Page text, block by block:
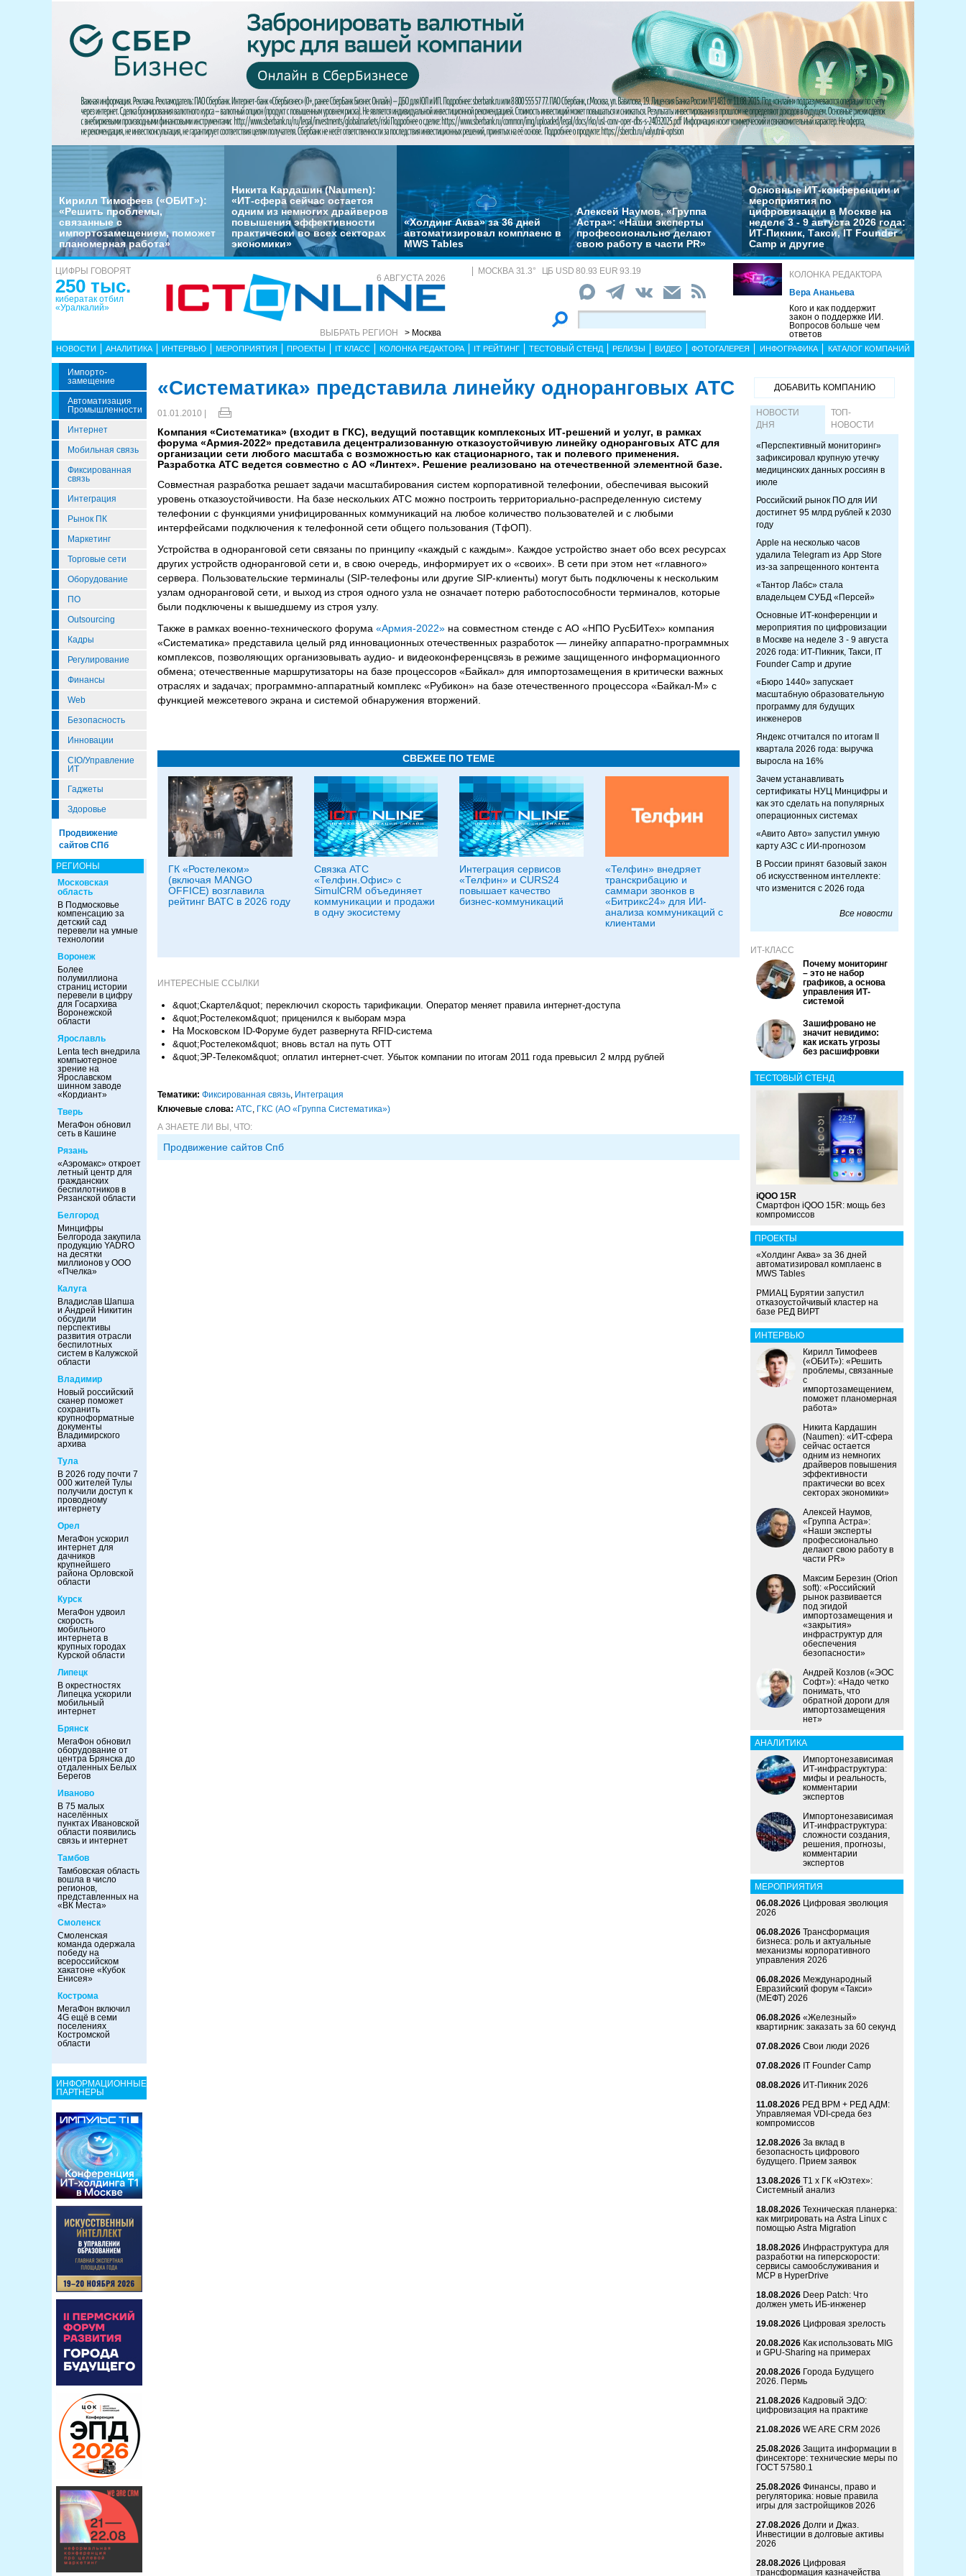
Кирилл Тимофеев («ОБИТ»):
«Решить проблемы,
связанные с
импортозамещением, поможет
планомерная работа»
Никита Кардашин (Naumen):
«ИТ-сфера сейчас остается
одним из немногих драйверов
повышения эффективности
практически во всех секторах
экономики»
«Холдинг Аква» за 36 дней
автоматизировал комплаенс в
MWS Tables
Алексей Наумов, «Группа
Астра»: «Наши эксперты
профессионально делают
свою работу в части PR»
Основные ИТ-конференции и
мероприятия по
цифровизации в Москве на
неделе 3 - 9 августа 2026 года:
ИТ-Пикник, Такси, IT Founder
Camp и другие
ЦИФРЫ ГОВОРЯТ
250 тыс.
кибератак отбил
«Уралкалий»
6 АВГУСТА 2026
ВЫБРАТЬ РЕГИОН > Москва
МОСКВА 31.3° ЦБ USD 80.93 EUR 93.19
КОЛОНКА РЕДАКТОРА
Вера Ананьева
Кого и как поддержит
закон о поддержке ИИ.
Вопросов больше чем
ответов
НОВОСТИ АНАЛИТИКА ИНТЕРВЬЮ МЕРОПРИЯТИЯ ПРОЕКТЫ IT КЛАСС КОЛОНКА РЕДАКТОРА IT РЕЙТИНГ ТЕСТОВЫЙ СТЕНД РЕЛИЗЫ ВИДЕО ФОТОГАЛЕРЕЯ ИНФОГРАФИКА КАТАЛОГ КОМПАНИЙ
Импорто­
Замещение
Автоматизация
Промышленности
Интернет
Мобильная связь
Фиксированная
связь
Интеграция
Рынок ПК
Маркетинг
Торговые сети
Оборудование
ПО
Outsourcing
Кадры
Регулирование
Финансы
Web
Безопасность
Инновации
CIO/Управление
ИТ
Гаджеты
Здоровье
Продвижение
сайтов СПб
РЕГИОНЫ
Московская
область
В Подмосковье
компенсацию за
детский сад
перевели на умные
технологии
Воронеж
Более
полумиллиона
страниц истории
перевели в цифру
для Госархива
Воронежской
области
Ярославль
Lenta tech внедрила
компьютерное
зрение на
Ярославском
шинном заводе
«Кордиант»
Тверь
МегаФон обновил
сеть в Кашине
Рязань
«Аэромакс» откроет
летный центр для
гражданских
беспилотников в
Рязанской области
Белгород
Минцифры
Белгорода закупила
продукцию YADRO
на десятки
миллионов у ООО
«Пчелка»
Калуга
Владислав Шапша
и Андрей Никитин
обсудили
перспективы
развития отрасли
беспилотных
систем в Калужской
области
Владимир
Новый российский
сканер поможет
сохранить
крупноформатные
документы
Владимирского
архива
Тула
В 2026 году почти 7
000 жителей Тулы
получили доступ к
проводному
интернету
Орел
МегаФон ускорил
интернет для
дачников
крупнейшего
района Орловской
области
Курск
МегаФон удвоил
скорость
мобильного
интернета в
крупных городах
Курской области
Липецк
В окрестностях
Липецка ускорили
мобильный
интернет
Брянск
МегаФон обновил
оборудование от
центра Брянска до
отдаленных Белых
Берегов
Иваново
В 75 малых
населённых
пунктах Ивановской
области появились
связь и интернет
Тамбов
Тамбовская область
вошла в число
регионов,
представленных на
«ВК Места»
Смоленск
Смоленская
команда одержала
победу на
всероссийском
хакатоне «Кубок
Енисея»
Кострома
МегаФон включил
4G ещё в семи
поселениях
Костромской
области
ИНФОРМАЦИОННЫЕ
ПАРТНЕРЫ
«Систематика» представила линейку одноранговых АТС
01.01.2010 |
Компания «Систематика» (входит в ГКС), ведущий поставщик комплексных ИТ-решений и услуг, в рамках
форума «Армия-2022» представила децентрализованную отказоустойчивую линейку одноранговых АТС для
организации сети любого масштаба с возможностью как стационарного, так и полевого применения.
Разработка АТС ведется совместно с АО «Линтех». Решение реализовано на отечественной элементной базе.
Совместная разработка решает задачи масштабирования систем корпоративной телефонии, обеспечивая высокий
уровень отказоустойчивости. На базе нескольких АТС можно построить территориально-распределенную систему
телефонии с функциями унифицированных коммуникаций на любое количество пользователей и с любыми
интерфейсами подключения к телефонной сети общего пользования (ТфОП).
Устройства в одноранговой сети связаны по принципу «каждый с каждым». Каждое устройство знает обо всех ресурсах
других устройств одноранговой сети и, в свою очередь, информирует их о «своих». В сети при этом нет «главного»
сервера. Пользовательские терминалы (SIP-телефоны или другие SIP-клиенты) могут быть подключены к нескольким
узлам одноранговой сети, и выход из строя одного узла не означает потерю работоспособности терминалов, которые
были подключены к вышедшему из строя узлу.
Также в рамках военно-технического форума «Армия-2022» на совместном стенде с АО «НПО РусБИТех» компания
«Систематика» представила целый ряд инновационных отечественных разработок — линейку аппаратно-программных
комплексов, позволяющих организовывать аудио- и видеоконференцсвязь в режиме защищенного информационного
обмена; отечественные маршрутизаторы на базе процессоров «Байкал» для импортозамещения в критически важных
отраслях и задачах; программно-аппаратный комплекс «Рубикон» на базе отечественного процессора «Байкал-М» с
функцией межсетевого экрана и системой обнаружения вторжений.
СВЕЖЕЕ ПО ТЕМЕ
ГК «Ростелеком»
(включая MANGO
OFFICE) возглавила
рейтинг ВАТС в 2026 году
Связка АТС
«Телфин.Офис» с
SimulCRM объединяет
коммуникации и продажи
в одну экосистему
Интеграция сервисов
«Телфин» и CURS24
повышает качество
бизнес-коммуникаций
«Телфин» внедряет
транскрибацию и
саммари звонков в
«Битрикс24» для ИИ-
анализа коммуникаций с
клиентами
ИНТЕРЕСНЫЕ ССЫЛКИ
&quot;Скартел&quot; переключил скорость тарификации. Оператор меняет правила интернет-доступа
&quot;Ростелеком&quot; приценился к выборам мэра
На Московском ID-Форуме будет развернута RFID-система
&quot;Ростелеком&quot; вновь встал на путь ОТТ
&quot;ЭР-Телеком&quot; оплатил интернет-счет. Убыток компании по итогам 2011 года превысил 2 млрд рублей
Тематики: Фиксированная связь, Интеграция
Ключевые слова: АТС, ГКС (АО «Группа Систематика»)
А ЗНАЕТЕ ЛИ ВЫ, ЧТО:
Продвижение сайтов Спб
ДОБАВИТЬ КОМПАНИЮ
НОВОСТИ
ДНЯ
ТОП-
НОВОСТИ
«Перспективный мониторинг»
зафиксировал крупную утечку
медицинских данных россиян в
июле
Российский рынок ПО для ИИ
достигнет 95 млрд рублей к 2030
году
Apple на несколько часов
удалила Telegram из App Store
из-за запрещенного контента
«Тантор Лабс» стала
владельцем СУБД «Персей»
Основные ИТ-конференции и
мероприятия по цифровизации
в Москве на неделе 3 - 9 августа
2026 года: ИТ-Пикник, Такси, IT
Founder Camp и другие
«Бюро 1440» запускает
масштабную образовательную
программу для будущих
инженеров
Яндекс отчитался по итогам II
квартала 2026 года: выручка
выросла на 16%
Зачем устанавливать
сертификаты НУЦ Минцифры и
как это сделать на популярных
операционных системах
«Авито Авто» запустил умную
карту АЗС с ИИ-прогнозом
В России принят базовый закон
об искусственном интеллекте:
что изменится с 2026 года
Все новости
ИТ-КЛАСС
Почему мониторинг
– это не набор
графиков, а основа
управления ИТ-
системой
Зашифровано не
значит невидимо:
как искать угрозы
без расшифровки
ТЕСТОВЫЙ СТЕНД
iQOO 15R
Смартфон iQOO 15R: мощь без
компромиссов
ПРОЕКТЫ
«Холдинг Аква» за 36 дней
автоматизировал комплаенс в
MWS Tables
РМИАЦ Бурятии запустил
отказоустойчивый кластер на
базе РЕД ВИРТ
ИНТЕРВЬЮ
Кирилл Тимофеев
(«ОБИТ»): «Решить
проблемы, связанные
с
импортозамещением,
поможет планомерная
работа»
Никита Кардашин
(Naumen): «ИТ-сфера
сейчас остается
одним из немногих
драйверов повышения
эффективности
практически во всех
секторах экономики»
Алексей Наумов,
«Группа Астра»:
«Наши эксперты
профессионально
делают свою работу в
части PR»
Максим Березин (Orion
soft): «Российский
рынок развивается
под эгидой
импортозамещения и
«закрытия»
инфраструктур для
обеспечения
безопасности»
Андрей Козлов («ЭОС
Софт»): «Надо четко
понимать, что
обратной дороги для
импортозамещения
нет»
АНАЛИТИКА
Импортонезависимая
ИТ-инфраструктура:
мифы и реальность,
комментарии
экспертов
Импортонезависимая
ИТ-инфраструктура:
сложности создания,
решения, прогнозы,
комментарии
экспертов
МЕРОПРИЯТИЯ
06.08.2026 Цифровая эволюция
2026
06.08.2026 Трансформация
бизнеса: роль и актуальные
механизмы корпоративного
управления 2026
06.08.2026 Международный
Евразийский форум «Такси»
(МЕФТ) 2026
06.08.2026 «Железный»
квартирник: заказать за 60 секунд
07.08.2026 Свои люди 2026
07.08.2026 IT Founder Camp
08.08.2026 ИТ-Пикник 2026
11.08.2026 РЕД ВРМ + РЕД АДМ:
Управляемая VDI-среда без
компромиссов
12.08.2026 За вклад в
безопасность цифрового
будущего. Прием заявок
13.08.2026 Т1 x ГК «Юзтех»:
Системный анализ
18.08.2026 Техническая планерка:
как мигрировать на Astra Linux с
помощью Astra Migration
18.08.2026 Инфраструктура для
разработки на гиперскорости:
сервисы самообслуживания и
MCP в HyperDrive
18.08.2026 Deep Patch: Что
должен уметь ИБ-инженер
19.08.2026 Цифровая зрелость
20.08.2026 Как использовать MIG
и GPU-Sharing на примерах
20.08.2026 Города Будущего
2026. Пермь
21.08.2026 Кадровый ЭДО:
цифровизация на практике
21.08.2026 WE ARE CRM 2026
25.08.2026 Защита информации в
финсекторе: технические меры по
ГОСТ 57580.1
25.08.2026 Финансы, право и
регуляторика: новые правила
игры для застройщиков 2026
27.08.2026 Долги и Джаз.
Инвестиции в долговые активы
2026
28.08.2026 Цифровая
трансформация казначейства